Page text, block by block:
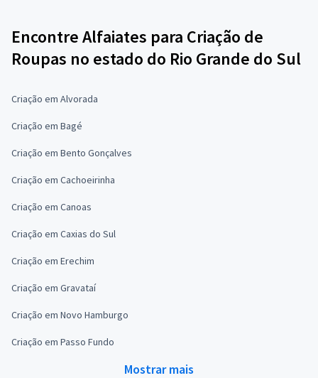
Encontre Alfaiates para Criação de
Roupas no estado do Rio Grande do Sul
Criação em Alvorada
Criação em Bagé
Criação em Bento Gonçalves
Criação em Cachoeirinha
Criação em Canoas
Criação em Caxias do Sul
Criação em Erechim
Criação em Gravataí
Criação em Novo Hamburgo
Criação em Passo Fundo
Mostrar mais